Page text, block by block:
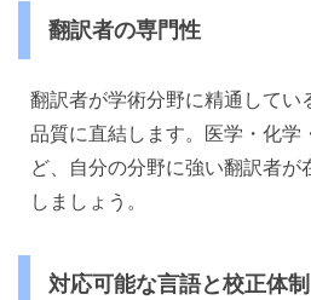
翻訳者の専門性
翻訳者が学術分野に精通してい
品質に直結します。医学・化学
ど、自分の分野に強い翻訳者が
しましょう。
対応可能な言語と校正体制